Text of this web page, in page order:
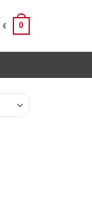
€ 0